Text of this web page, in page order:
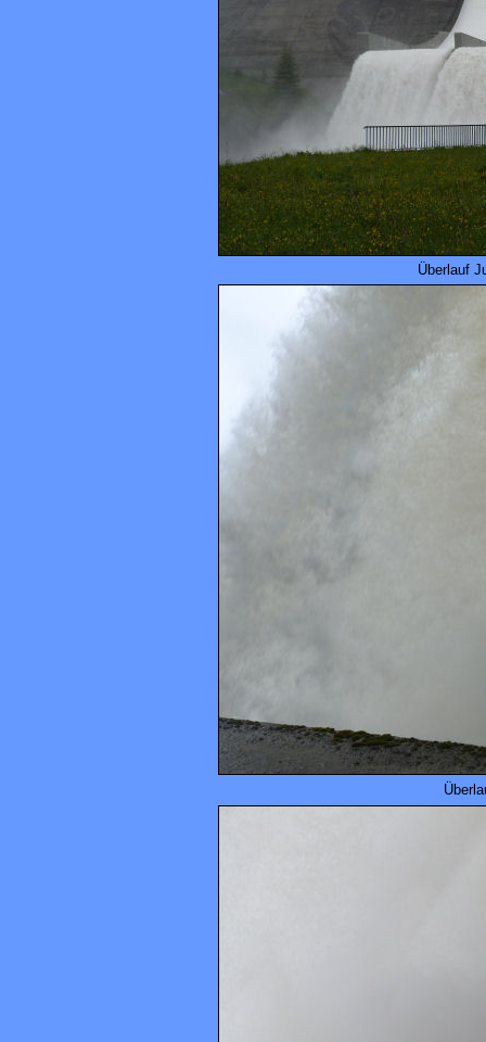
Überlauf